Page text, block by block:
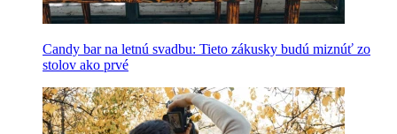
Candy bar na letnú svadbu: Tieto zákusky budú miznúť zo
stolov ako prvé